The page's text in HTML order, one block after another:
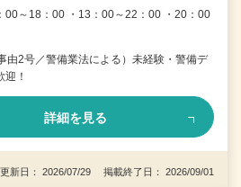
00～18：00 ・13：00～22：00 ・20：00
由2号／警備業法による）未経験・警備デ
迎！
詳細を見る
更新日： 2026/07/29 掲載終了日： 2026/09/01